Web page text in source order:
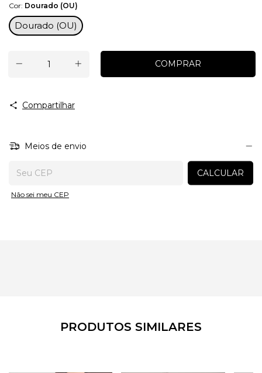
Cor: Dourado (OU)
Dourado (OU)
Compartilhar
Meios de envio
CALCULAR
Não sei meu CEP
PRODUTOS SIMILARES